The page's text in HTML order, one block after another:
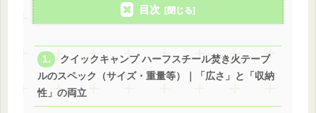
目次
クイックキャンプ ハーフスチール焚き火テーブ
ルのスペック（サイズ・重量等）｜「広さ」と「収納
性」の両立